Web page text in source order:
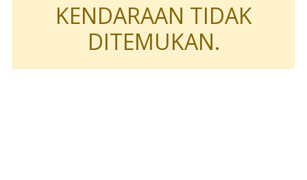
KENDARAAN TIDAK
DITEMUKAN.